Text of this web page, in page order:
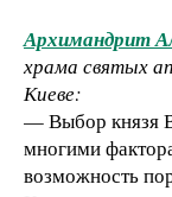
Архимандрит
храма святых
Киеве:
— Выбор князя
многими
возможность